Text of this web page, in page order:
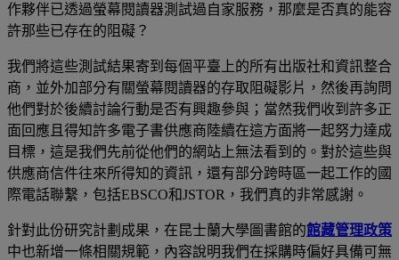
作夥伴已透過螢幕閱讀器測試過自家服務，那麼是否真的能容
許那些已存在的阻礙？
我們將這些測試結果寄到每個平臺上的所有出版社和資訊整合
商，並外加部分有關螢幕閱讀器的存取阻礙影片，然後再詢問
他們對於後續討論行動是否有興趣參與；當然我們收到許多正
面回應且得知許多電子書供應商陸續在這方面將一起努力達成
目標，這是我們先前從他們的網站上無法看到的。對於這些與
供應商信件往來所得知的資訊，還有部分跨時區一起工作的國
際電話聯繫，包括EBSCO和JSTOR，我們真的非常感謝。
針對此份研究計劃成果，在昆士蘭大學圖書館的館藏管理政策
中也新增一條相關規範，內容說明我們在採購時偏好具備可無